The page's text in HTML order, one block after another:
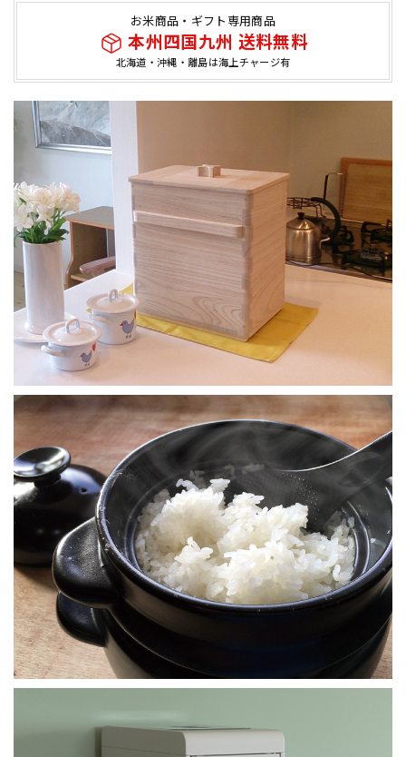
お米商品・ギフト専用商品
本州四国九州 送料無料
北海道・沖縄・離島は海上チャージ有